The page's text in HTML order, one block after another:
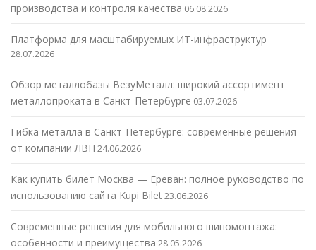
производства и контроля качества 06.08.2026
Платформа для масштабируемых ИТ-инфраструктур
28.07.2026
Обзор металлобазы ВезуМеталл: широкий ассортимент
металлопроката в Санкт-Петербурге 03.07.2026
Гибка металла в Санкт-Петербурге: современные решения
от компании ЛВП 24.06.2026
Как купить билет Москва — Ереван: полное руководство по
использованию сайта Kupi Bilet23.06.2026
Современные решения для мобильного шиномонтажа:
особенности и преимущества 28.05.2026